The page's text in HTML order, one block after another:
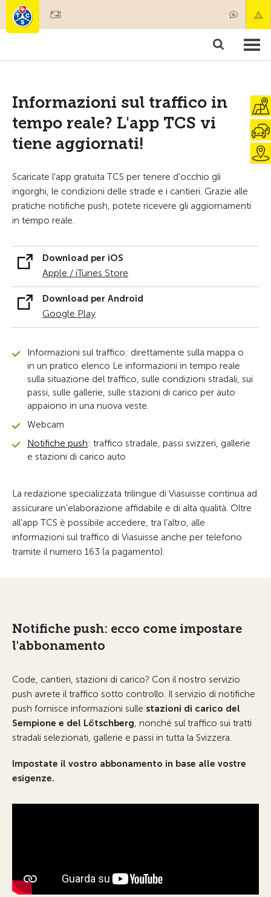
Societariato & prestazioni
Informazioni sul traffico in
tempo reale? L'app TCS vi
tiene aggiornati!
Scaricate l'app gratuita TCS per tenere d'occhio gli
ingorghi, le condizioni delle strade e i cantieri. Grazie alle
pratiche notifiche push, potete ricevere gli aggiornamenti
in tempo reale.
Download per iOS
Apple / iTunes Store
Download per Android
Google Play
Informazioni sul traffico: direttamente sulla mappa o
in un pratico elenco Le informazioni in tempo reale
sulla situazione del traffico, sulle condizioni stradali, sui
passi, sulle gallerie, sulle stazioni di carico per auto
appaiono in una nuova veste.
Webcam
Notifiche push: traffico stradale, passi svizzeri, gallerie
e stazioni di carico auto
La redazione specializzata trilingue di Viasuisse continua ad
assicurare un’elaborazione affidabile e di alta qualità. Oltre
all’app TCS è possibile accedere, tra l’altro, alle
informazioni sul traffico di Viasuisse anche per telefono
tramite il numero 163 (a pagamento).
Notifiche push: ecco come impostare
l'abbonamento
Code, cantieri, stazioni di carico? Con il nostro servizio
push avrete il traffico sotto controllo. Il servizio di notifiche
push fornisce informazioni sulle stazioni di carico del
Sempione e del Lötschberg, nonché sul traffico sui tratti
stradali selezionati, gallerie e passi in tutta la Svizzera.
Impostate il vostro abbonamento in base alle vostre
esigenze.